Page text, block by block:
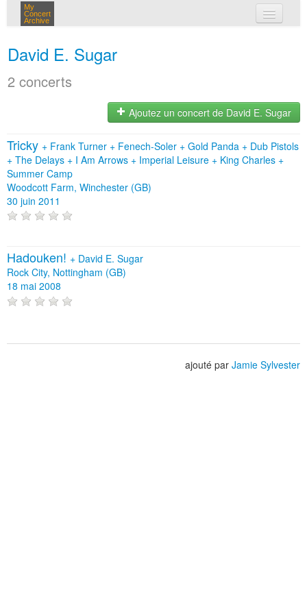
My
Concert
Archive
David E. Sugar
2 concerts
Ajoutez un concert de David E. Sugar
Tricky + Frank Turner + Fenech-Soler + Gold Panda + Dub Pistols
+ The Delays + I Am Arrows + Imperial Leisure + King Charles +
Summer Camp
Woodcott Farm, Winchester (GB)
30 juin 2011
Hadouken! + David E. Sugar
Rock City, Nottingham (GB)
18 mai 2008
ajouté par Jamie Sylvester